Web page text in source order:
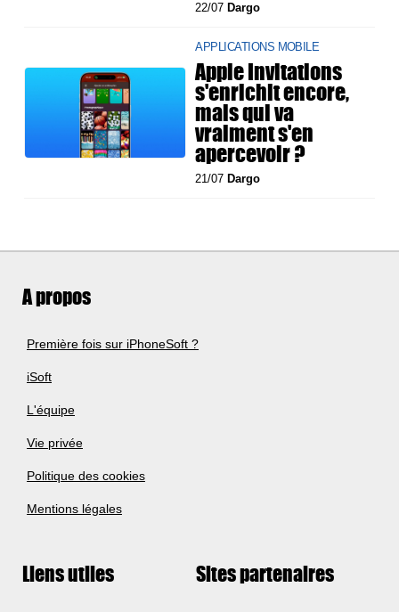
22/07 Dargo
APPLICATIONS MOBILE
Apple Invitations
s'enrichit encore,
mais qui va
vraiment s'en
apercevoir ?
21/07 Dargo
A propos
Première fois sur iPhoneSoft ?
iSoft
L'équipe
Vie privée
Politique des cookies
Mentions légales
Liens utiles Sites partenaires